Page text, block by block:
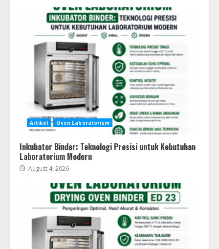
Artikel Oven Laboratorium
Inkubator Binder: Teknologi Presisi untuk Kebutuhan
Laboratorium Modern
August 4, 2026